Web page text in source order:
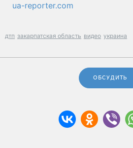
ua-reporter.com
дтп закарпатская область видео украина
ОБСУДИТЬ